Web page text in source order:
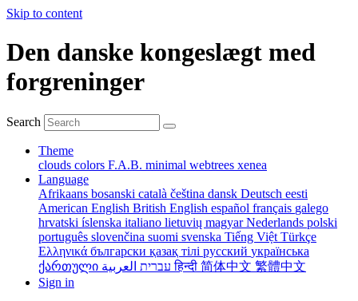
Skip to content
Den danske kongeslægt med
forgreninger
Search
Theme
clouds colors F.A.B. minimal webtrees xenea
Language
Afrikaans bosanski català čeština dansk Deutsch eesti
American English British English español français galego
hrvatski íslenska italiano lietuvių magyarNederlands polski
português slovenčina suomi svenska Tiếng Việt Türkçe
Ελληνικά български қазақ тілі русский українська
ქართული
עברית العربيةहिन्दी 简体中文 繁體中文
Sign in